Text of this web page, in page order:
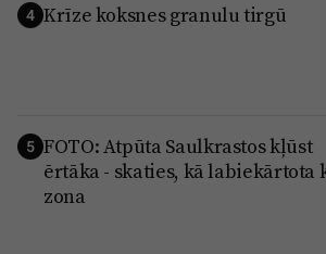
4 Krīze koksnes granulu tirgū
5 FOTO: Atpūta Saulkrastos kļūst
ērtāka - skaties, kā labiekārtota
zona